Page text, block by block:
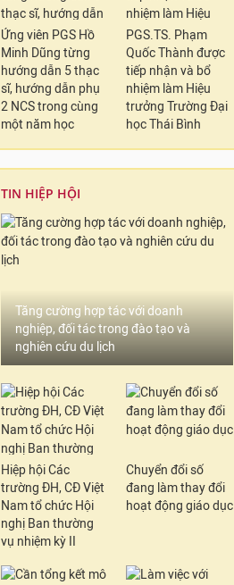
Ứng viên PGS Hồ
Minh Dũng từng
hướng dẫn 5 thạc
sĩ, hướng dẫn phụ
2 NCS trong cùng
một năm học
PGS.TS. Phạm
Quốc Thành được
tiếp nhận và bổ
nhiệm làm Hiệu
trưởng Trường Đại
học Thái Bình
TIN HIỆP HỘI
Tăng cường hợp tác với doanh
nghiệp, đối tác trong đào tạo và
nghiên cứu du lịch
Hiệp hội Các
trường ĐH, CĐ Việt
Nam tổ chức Hội
nghị Ban thường
vụ nhiệm kỳ II
Chuyển đổi số
đang làm thay đổi
hoạt động giáo dục